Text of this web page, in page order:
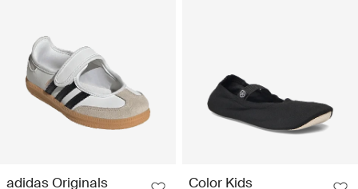
adidas Originals Color Kids